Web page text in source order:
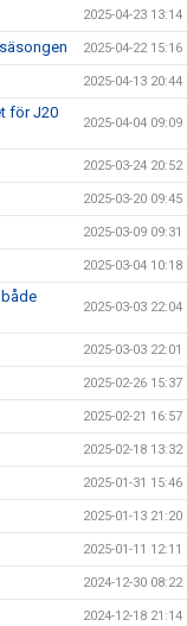
2025-04-23 13:14
2025-04-22 15:16
2025-04-13 20:44
för J20
2025-04-04 09:09
2025-03-24 20:52
2025-03-20 09:45
2025-03-09 09:31
2025-03-04 10:18
2025-03-03 22:04
2025-03-03 22:01
2025-02-26 15:37
2025-02-21 16:57
2025-02-18 13:32
2025-01-31 15:46
2025-01-13 21:20
2025-01-11 12:11
2024-12-30 08:22
2024-12-18 21:14